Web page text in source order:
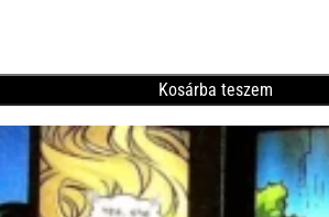
Kosárba teszem